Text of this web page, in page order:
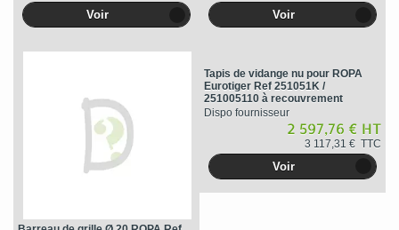
Voir
Voir
Tapis de vidange nu pour ROPA
Eurotiger Ref 251051K /
251005110 à recouvrement
Dispo fournisseur
2 597,76 € HT
3 117,31 € TTC
Voir